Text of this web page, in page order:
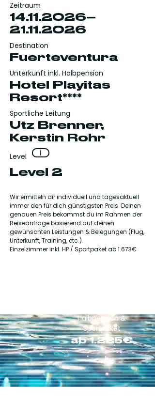
Zeitraum
14.11.2026–
21.11.2026
Destination
Fuerteventura
Unterkunft inkl. Halbpension
Hotel Playitas
Resort****
Sportliche Leitung
Utz Brenner,
Kerstin Rohr
Level i
Level 2
Wir ermitteln dir individuell und tagesaktuell
immer den für dich günstigsten Preis. Deinen
genauen Preis bekommst du im Rahmen der
Reiseanfrage basierend auf deinen
gewünschten Leistungen & Belegungen (Flug,
Unterkunft, Training, etc.).
Einzelzimmer inkl. HP / Sportpaket ab 1.673€
Halbpension &
Sportpaket
ab 1.225€